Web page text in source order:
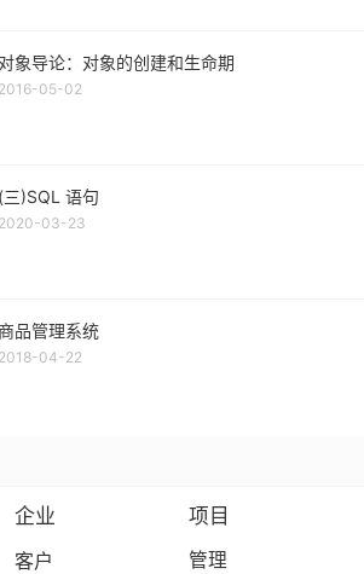
对象导论：对象的创建和生命期
2016-05-02
(三)SQL 语句
2020-03-23
品管理系统
2018-04-22
企业
项目
客户
管理